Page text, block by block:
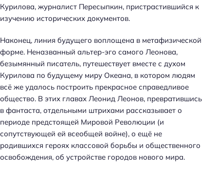
Курилова, журналист Пересыпкин, пристрастившийся к
изучению исторических документов.
Наконец, линия будущего воплощена в метафизической
форме. Неназванный альтер-эго самого Леонова,
безымянный писатель, путешествует вместе с духом
Курилова по будущему миру Океана, в котором людям
всё же удалось построить прекрасное справедливое
общество. В этих главах Леонид Леонов, превратившись
в фантаста, отдельными штрихами рассказывает о
периоде предстоящей Мировой Революции (и
сопутствующей ей всеобщей войне), о ещё не
родившихся героях классовой борьбы и общественного
освобождения, об устройстве городов нового мира.